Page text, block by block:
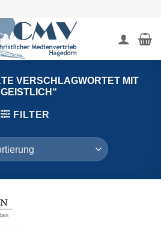
VERSCHLAGWORTET MIT
FILTER